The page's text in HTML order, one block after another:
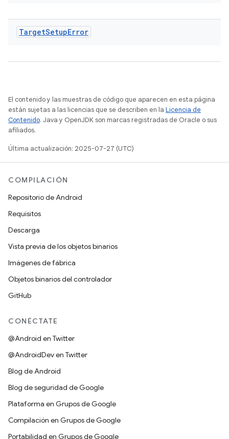
TargetSetupError
El contenido y las muestras de código que aparecen en esta página
están sujetas a las licencias que se describen en la Licencia de
Contenido. Java y OpenJDK son marcas registradas de Oracle o sus
afiliados.
Última actualización: 2025-07-27 (UTC)
COMPILACIÓN
Repositorio de Android
Requisitos
Descarga
Vista previa de los objetos binarios
Imágenes de fábrica
Objetos binarios del controlador
GitHub
CONÉCTATE
@Android en Twitter
@AndroidDev en Twitter
Blog de Android
Blog de seguridad de Google
Plataforma en Grupos de Google
Compilación en Grupos de Google
Portabilidad en Grupos de Google